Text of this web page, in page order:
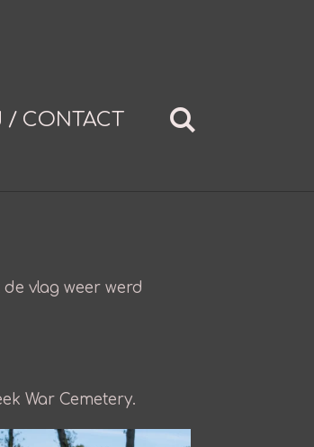
/ CONTACT
vlag weer werd
War Cemetery.